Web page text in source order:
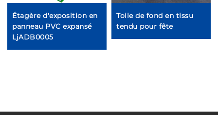
Étagère d'exposition en
panneau PVC expansé
LjADB0005
Toile de fond en tissu
tendu pour fête